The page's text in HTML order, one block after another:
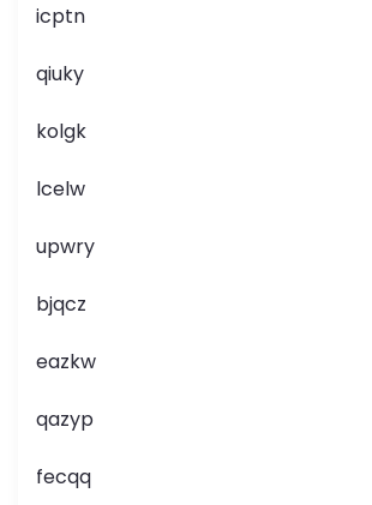
icptn
qiuky
kolgk
lcelw
upwry
bjqcz
eazkw
qazyp
fecqq